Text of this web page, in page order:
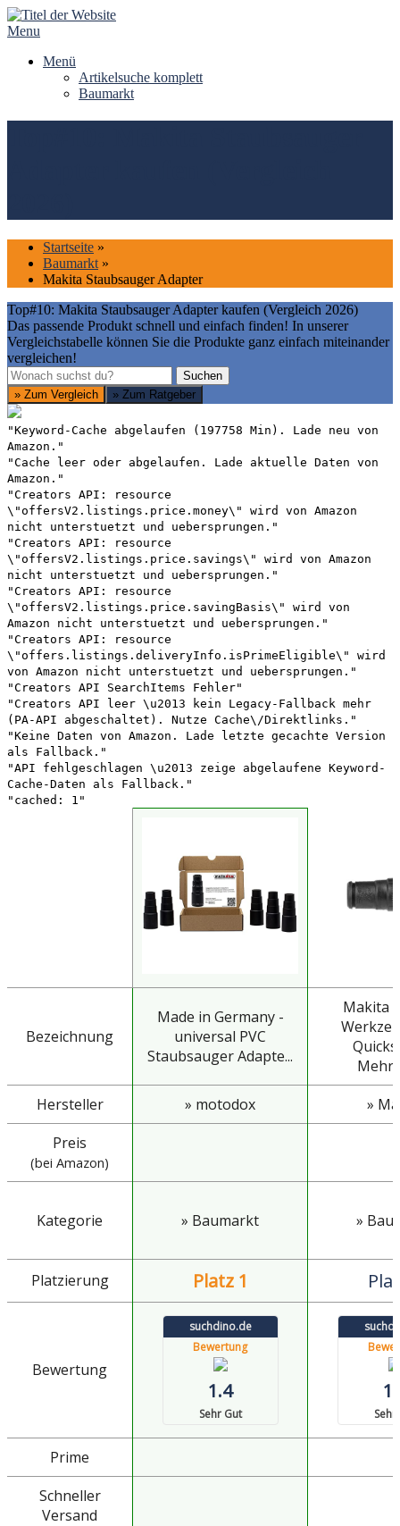
Skip
to
Menu
Menü
Artikelsuche komplett
Baumarkt
Startseite »
Baumarkt »
Makita Staubsauger Adapter
Top#10: Makita Staubsauger Adapter kaufen (Vergleich 2026)
Das passende Produkt schnell und einfach finden! In unserer
Vergleichstabelle können Sie die Produkte ganz einfach miteinander
vergleichen!
Suchen
Suchen
» Zum Vergleich
» Zum Ratgeber
"Keyword-Cache abgelaufen (197758 Min). Lade neu von
Amazon."
"Cache leer oder abgelaufen. Lade aktuelle Daten von
Amazon."
"Creators API: resource
\"offersV2.listings.price.money\" wird von Amazon
nicht unterstuetzt und uebersprungen."
"Creators API: resource
\"offersV2.listings.price.savings\" wird von Amazon
nicht unterstuetzt und uebersprungen."
"Creators API: resource
\"offersV2.listings.price.savingBasis\" wird von
Amazon nicht unterstuetzt und uebersprungen."
"Creators API: resource
\"offers.listings.deliveryInfo.isPrimeEligible\" wird
von Amazon nicht unterstuetzt und uebersprungen."
"Creators API SearchItems Fehler"
"Creators API leer \u2013 kein Legacy-Fallback mehr
(PA-API abgeschaltet). Nutze Cache\/Direktlinks."
"Keine Daten von Amazon. Lade letzte gecachte Version
als Fallback."
"API fehlgeschlagen \u2013 zeige abgelaufene Keyword-
Cache-Daten als Fallback."
"cached: 1"
Bezeichnung
Made in Germany -
universal PVC
Staubsauger Adapte...
Makita
Hersteller
» motodox
»
Preis
(bei Amazon)
Kategorie » Baumarkt »
Platzierung Platz 1
Bewertung
suchdino.de
Bewertung
1.4
Sehr Gut Sehr
Prime
Schneller
Versand